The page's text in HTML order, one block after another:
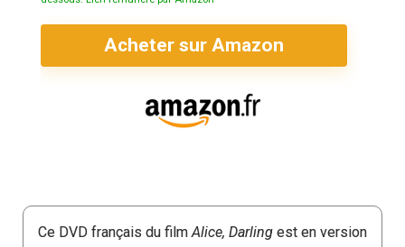
Acheter sur Amazon
Ce DVD français du filmAlice, Darling est en version